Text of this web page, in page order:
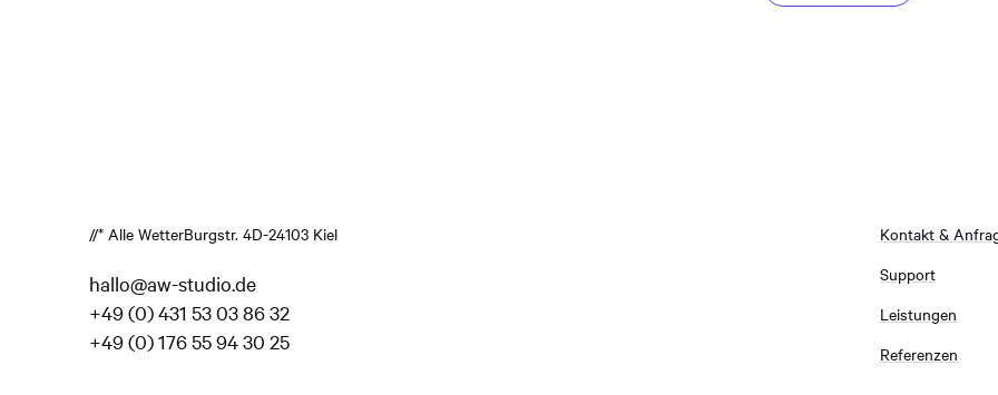
//* Alle WetterBurgstr. 4D-24103 Kiel
hallo@aw-studio.de
+49 (0) 431 53 03 86 32
+49 (0) 176 55 94 30 25
Kontakt &
Support
Leistungen
Referenzen